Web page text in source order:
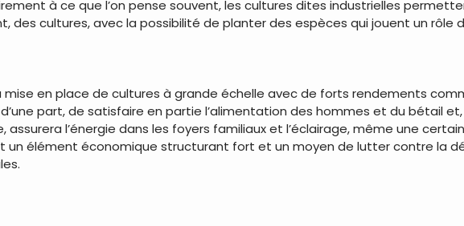
à ce que l’on pense souvent, les cultures dites industrielles
des cultures, avec la possibilité de planter des espèces qui jouent un
mise en place de cultures à grande échelle avec de forts rendements
part, de satisfaire en partie l’alimentation des hommes et du bétail et,
assurera l’énergie dans les foyers familiaux et l’éclairage, même une
un élément économique structurant fort et un moyen de lutter contre la